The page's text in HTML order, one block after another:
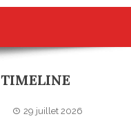
TIMELINE
29 juillet 2026